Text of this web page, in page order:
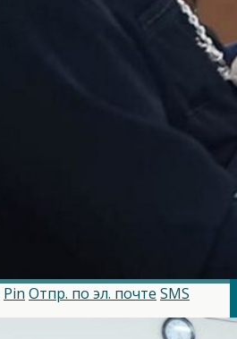
Pin Отпр. по эл. почте SMS